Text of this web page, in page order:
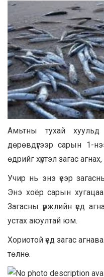
Амьтны тухай
дөрөвдүгээр сарын 1-
өдрийг хүртэл загас
Учир нь энэ үеэр
Энэ хоёр сарын
Загасны үржлийн үед
устах аюултай юм.
Хориотой үед загас
төлнө.